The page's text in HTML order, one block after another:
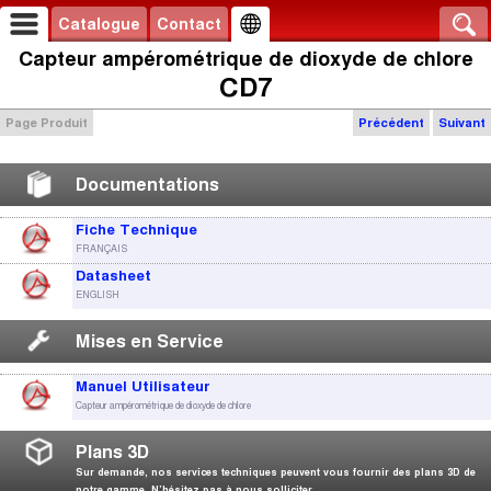
Catalogue Contact
Capteur ampérométrique de dioxyde de chlore
CD7
Précédent Suivant
Page Produit
Documentations
Fiche Technique
FRANÇAIS
Datasheet
ENGLISH
Mises en Service
Manuel Utilisateur
Capteur ampérométrique de dioxyde de chlore
Plans 3D
Sur demande, nos services techniques peuvent vous fournir des plans 3D de